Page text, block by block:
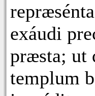
exáudi
præsta; ut
templum